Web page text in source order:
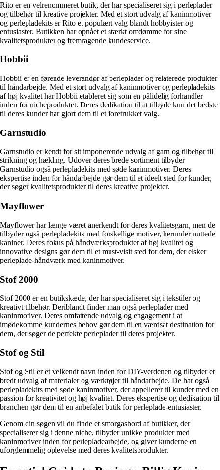
Rito er en velrenommeret butik, der har specialiseret sig i perleplader
og tilbehør til kreative projekter. Med et stort udvalg af kaninmotiver
og perlepladekits er Rito et populært valg blandt hobbyister og
entusiaster. Butikken har opnået et stærkt omdømme for sine
kvalitetsprodukter og fremragende kundeservice.
Hobbii
Hobbii er en førende leverandør af perleplader og relaterede produkter
til håndarbejde. Med et stort udvalg af kaninmotiver og perlepladekits
af høj kvalitet har Hobbii etableret sig som en pålidelig forhandler
inden for nicheproduktet. Deres dedikation til at tilbyde kun det bedste
til deres kunder har gjort dem til et foretrukket valg.
Garnstudio
Garnstudio er kendt for sit imponerende udvalg af garn og tilbehør til
strikning og hækling. Udover deres brede sortiment tilbyder
Garnstudio også perlepladekits med søde kaninmotiver. Deres
ekspertise inden for håndarbejde gør dem til et ideelt sted for kunder,
der søger kvalitetsprodukter til deres kreative projekter.
Mayflower
Mayflower har længe været anerkendt for deres kvalitetsgarn, men de
tilbyder også perlepladekits med forskellige motiver, herunder nuttede
kaniner. Deres fokus på håndværksprodukter af høj kvalitet og
innovative designs gør dem til et must-visit sted for dem, der elsker
perleplade-håndværk med kaninmotiver.
Stof 2000
Stof 2000 er en butikskæde, der har specialiseret sig i tekstiler og
kreativt tilbehør. Deriblandt finder man også perleplader med
kaninmotiver. Deres omfattende udvalg og engagement i at
imødekomme kundernes behov gør dem til en værdsat destination for
dem, der søger de perfekte perleplader til deres projekter.
Stof og Stil
Stof og Stil er et velkendt navn inden for DIY-verdenen og tilbyder et
bredt udvalg af materialer og værktøjer til håndarbejde. De har også
perlepladekits med søde kaninmotiver, der appellerer til kunder med en
passion for kreativitet og høj kvalitet. Deres ekspertise og dedikation til
branchen gør dem til en anbefalet butik for perleplade-entusiaster.
Genom din søgen vil du finde et smorgasbord af butikker, der
specialiserer sig i denne niche, tilbyder unikke produkter med
kaninmotiver inden for perlepladearbejde, og giver kunderne en
uforglemmelig oplevelse med deres kvalitetsprodukter.